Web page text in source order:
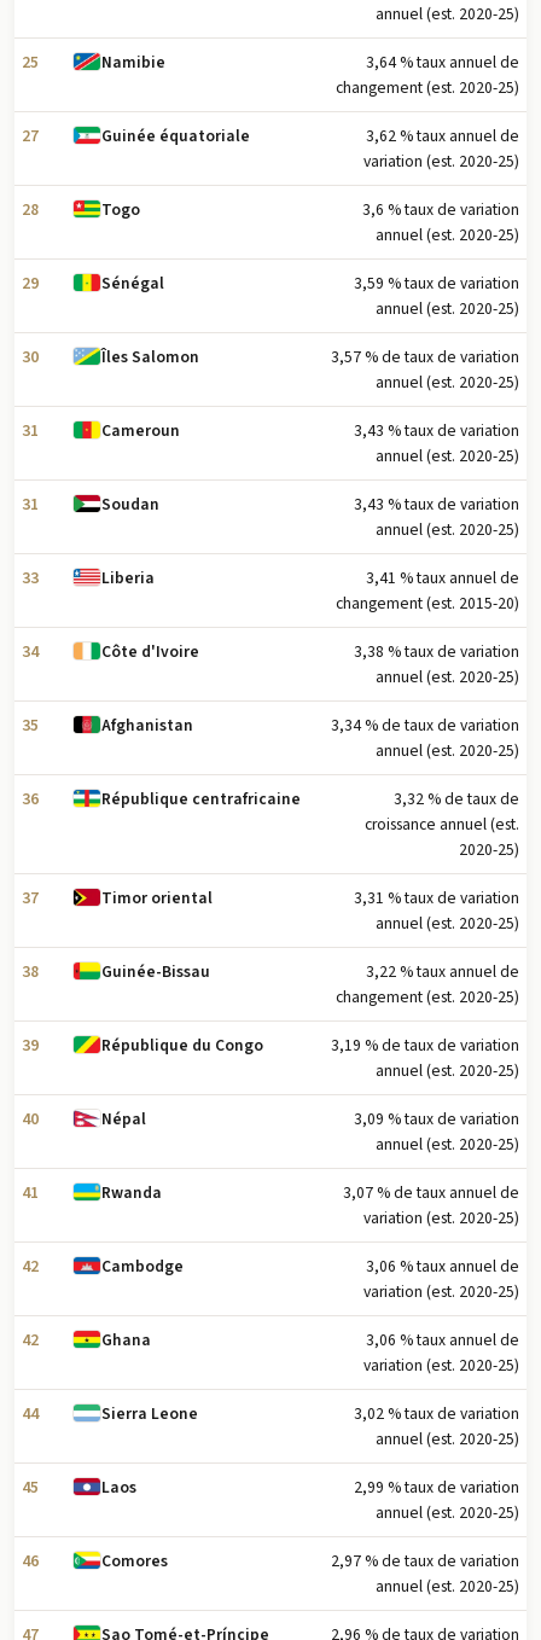
annuel (est. 2020-25)
25 Namibie
3,64 % taux annuel de
changement (est. 2020-25)
27 Guinée équatoriale
3,62 % taux annuel de
variation (est. 2020-25)
28 Togo
3,6 % taux de variation
annuel (est. 2020-25)
29 Sénégal
3,59 % taux de variation
annuel (est. 2020-25)
30 Îles Salomon
3,57 % de taux de variation
annuel (est. 2020-25)
31 Cameroun
3,43 % taux de variation
annuel (est. 2020-25)
31 Soudan
3,43 % taux de variation
annuel (est. 2020-25)
33 Liberia
3,41 % taux annuel de
changement (est. 2015-20)
34 Côte d'Ivoire
3,38 % taux de variation
annuel (est. 2020-25)
35 Afghanistan
3,34 % de taux de variation
annuel (est. 2020-25)
36 République centrafricaine
3,32 % de taux de
croissance annuel (est.
2020-25)
37 Timor oriental
3,31 % taux de variation
annuel (est. 2020-25)
38 Guinée-Bissau
3,22 % taux annuel de
changement (est. 2020-25)
39 République du Congo
3,19 % de taux de variation
annuel (est. 2020-25)
40 Népal
3,09 % taux de variation
annuel (est. 2020-25)
41 Rwanda
3,07 % de taux annuel de
variation (est. 2020-25)
42 Cambodge
3,06 % taux annuel de
variation (est. 2020-25)
42 Ghana
3,06 % taux annuel de
variation (est. 2020-25)
44 Sierra Leone
3,02 % taux de variation
annuel (est. 2020-25)
45 Laos
2,99 % taux de variation
annuel (est. 2020-25)
46 Comores
2,97 % de taux de variation
annuel (est. 2020-25)
47 Sao Tomé-et-Príncipe 2,96 % de taux de variation